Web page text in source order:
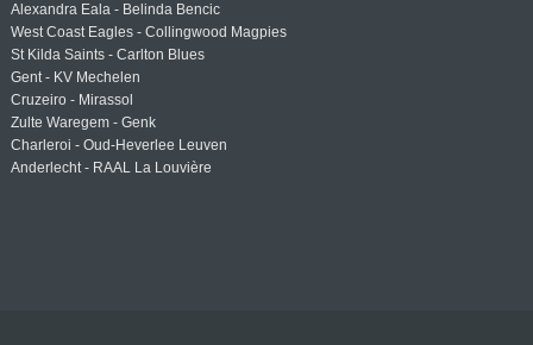
Alexandra Eala - Belinda Bencic
West Coast Eagles - Collingwood Magpies
St Kilda Saints - Carlton Blues
Gent - KV Mechelen
Cruzeiro - Mirassol
Zulte Waregem - Genk
Charleroi - Oud-Heverlee Leuven
Anderlecht - RAAL La Louvière